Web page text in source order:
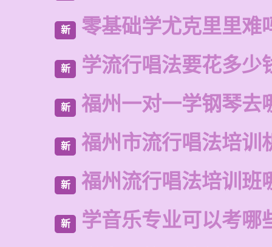
新 零基础学尤克里里难
新 学流行唱法要花多少
新 福州一对一学钢琴去
新 福州市流行唱法培训
新 福州流行唱法培训班
新 学音乐专业可以考哪